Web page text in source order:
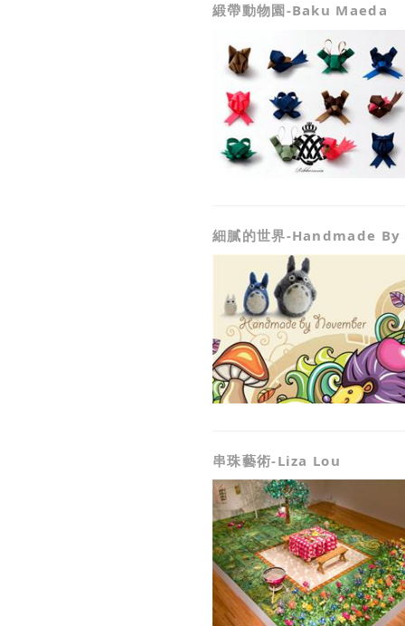
緞帶動物園-Baku Maeda
細膩的世界-Handmade
串珠藝術-Liza Lou